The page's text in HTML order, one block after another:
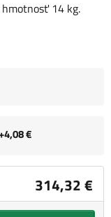
314,32 €
14 kg.
€